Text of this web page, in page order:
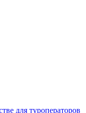
для туроператоров